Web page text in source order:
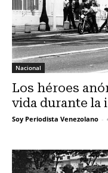
Nacional
Los héroes
vida durante la
Soy Periodista Venezolano -